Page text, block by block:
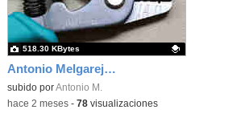
Antonio Melgarejo Peña
Contenido educativo.
subido porAntonio M.
518.30 KBytes
-hace 2 meses- 78visualizaciones